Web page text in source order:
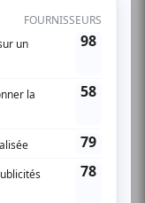
et grand
et la
se faire